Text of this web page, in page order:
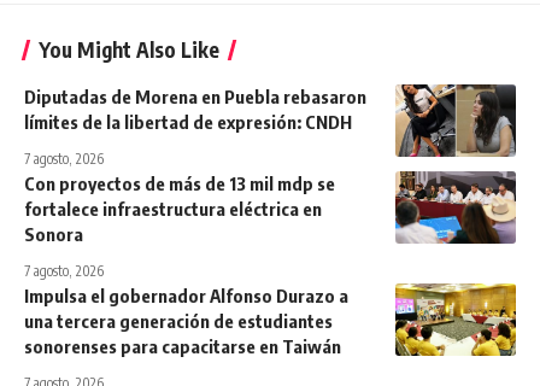
You Might Also Like
Diputadas de Morena en Puebla rebasaron
límites de la libertad de expresión: CNDH
7 agosto, 2026
Con proyectos de más de 13 mil mdp se
fortalece infraestructura eléctrica en
Sonora
7 agosto, 2026
Impulsa el gobernador Alfonso Durazo a
una tercera generación de estudiantes
sonorenses para capacitarse en Taiwán